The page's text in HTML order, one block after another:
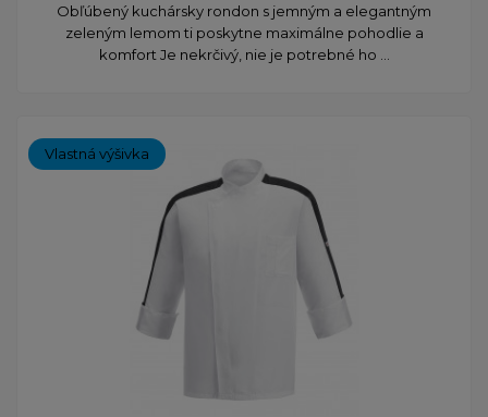
Obľúbený kuchársky rondon s jemným a elegantným
zeleným lemom ti poskytne maximálne pohodlie a
komfort Je nekrčivý, nie je potrebné ho ...
Vlastná výšivka